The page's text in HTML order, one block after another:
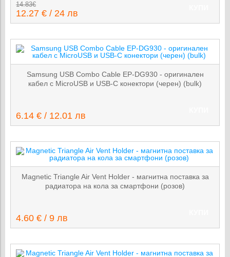
14.83€
12.27 € / 24 лв
Samsung USB Combo Cable EP-DG930 - оригинален
кабел с MicroUSB и USB-C конектори (черен) (bulk)
6.14 € / 12.01 лв
Magnetic Triangle Air Vent Holder - магнитна поставка за
радиатора на кола за смартфони (розов)
4.60 € / 9 лв